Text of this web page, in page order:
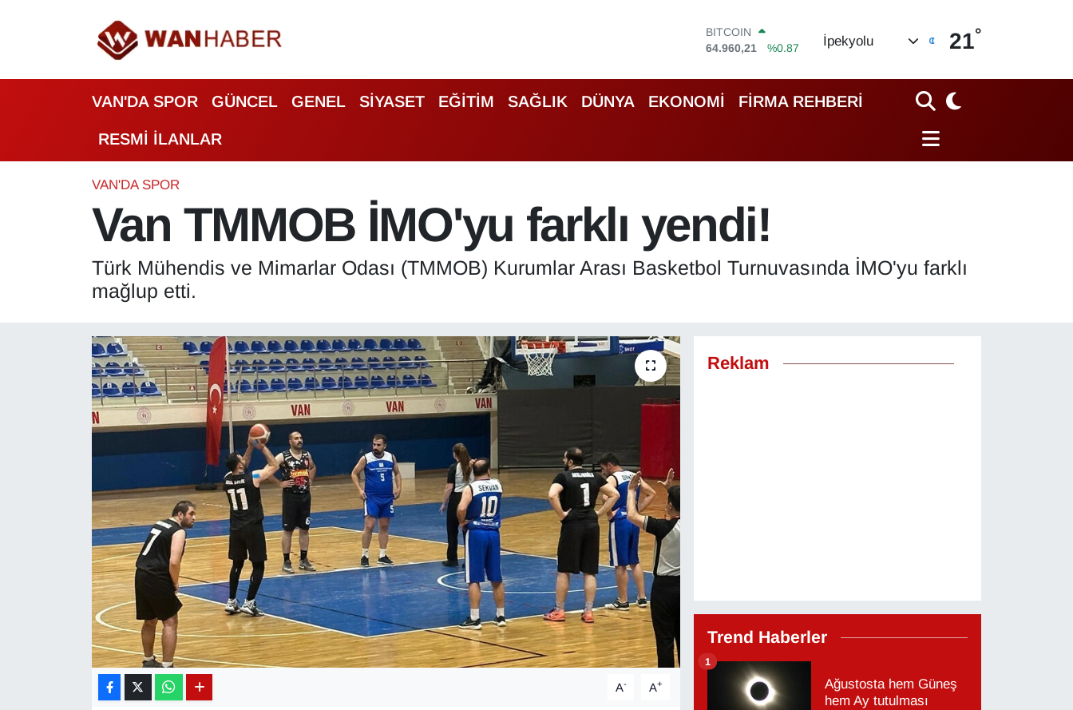
DOLAR
47,7436
%0.18
55,2510
%0.32
STERLİN
64,4811
%0.38
BİST100
64.960,21
%0.87
İpekyolu 21°
VAN'DA SPOR GÜNCEL GENEL SİYASET EĞİTİM SAĞLIK DÜNYA EKONOMİ FİRMA REHBERİ
RESMİ İLANLAR
VAN'DA SPOR
Van TMMOB İMO'yu farklı yendi!
Türk Mühendis ve Mimarlar Odası (TMMOB) Kurumlar Arası Basketbol Turnuvasında İMO'yu farklı
mağlup etti.
A- A+
Reklam
Trend Haberler
Ağustosta hem Güneş
hem Ay tutulması
1
ASAYİŞ
BİLİM VE TEKNOLOJİ
Biyografi
Bölge Haberleri
ÇEVRE
Dernekler, Odalar
DÜNYA
EKONOMİ
Eleman
En çok konuşulanlar
GENEL
Van Nöbetçi Eczaneler
Van Hava Durumu
Van Namaz Vakitleri
Van Trafik Yoğunluk Haritası
Süper Lig Puan Durumu ve Fikstür
Tüm Manşetler
Son Dakika Haberleri
Haber Arşivi